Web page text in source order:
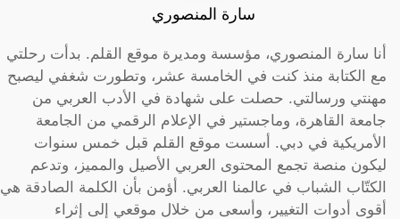
سارة المنصوري
أنا سارة المنصوري، مؤسسة ومديرة موقع القلم. بدأت رحلتي
مع الكتابة منذ كنت في الخامسة عشر، وتطورت شغفي ليصبح
مهنتي ورسالتي. حصلت على شهادة في الأدب العربي من
جامعة القاهرة، وماجستير في الإعلام الرقمي من الجامعة
الأمريكية في دبي. أسست موقع القلم قبل خمس سنوات
ليكون منصة تجمع المحتوى العربي الأصيل والمميز، وتدعم
الكتّاب الشباب في عالمنا العربي. أؤمن بأن الكلمة الصادقة هي
أقوى أدوات التغيير، وأسعى من خلال موقعي إلى إثراء